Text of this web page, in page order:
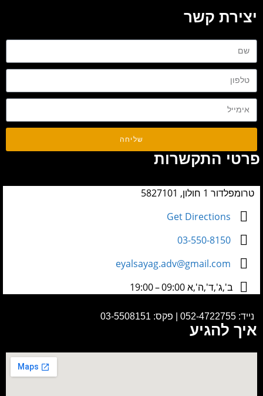
יצירת קשר
שליחה
פרטי התקשרות
טרומפלדור 1 חולון, 5827101
Get Directions
03-550-8150
eyalsayag.adv@gmail.com
ב',ג',ד',ה',א 09:00 – 19:00
נייד: 052-4722755 פקס: 03-5508151
איך להגיע